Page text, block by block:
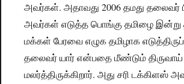
அவர்கள். அதாவது 2006 தமது தலைவர்
அவர்கள் எடுத்த பொங்கு தமிழை இன்று
மக்கள் பேரவை எழுக தமிழாக
தலைவர் யார் என்பதை மீண்டும் திருவாய்
மலர்த்திருக்கிறார். அது சரி டக்கிளஸ்